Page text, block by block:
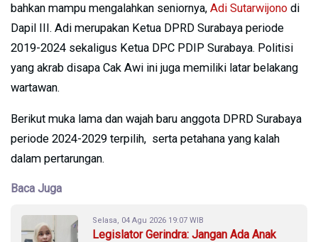
bahkan mampu mengalahkan seniornya, Adi Sutarwijono di
Dapil III. Adi merupakan Ketua DPRD Surabaya periode
2019-2024 sekaligus Ketua DPC PDIP Surabaya. Politisi
yang akrab disapa Cak Awi ini juga memiliki latar belakang
wartawan.
Berikut muka lama dan wajah baru anggota DPRD Surabaya
periode 2024-2029 terpilih, serta petahana yang kalah
dalam pertarungan.
Baca Juga
Selasa, 04 Agu 2026 19:07 WIB
Legislator Gerindra: Jangan Ada Anak